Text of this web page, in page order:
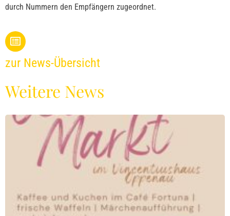
durch Nummern den Empfängern zugeordnet.
zur News-Übersicht
Weitere News